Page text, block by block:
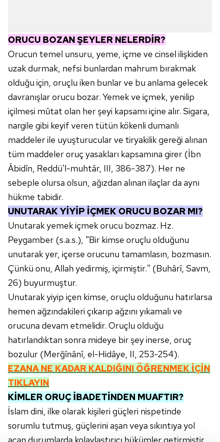
ORUCU BOZAN ŞEYLER NELERDİR?
Orucun temel unsuru, yeme, içme ve cinsel ilişkiden
uzak durmak, nefsi bunlardan mahrum bırakmak
olduğu için, oruçlu iken bunlar ve bu anlama gelecek
davranışlar orucu bozar. Yemek ve içmek, yenilip
içilmesi mûtat olan her şeyi kapsamı içine alır. Sigara,
nargile gibi keyif veren tütün kökenli dumanlı
maddeler ile uyuşturucular ve tiryakilik gereği alınan
tüm maddeler oruç yasakları kapsamına girer (İbn
Âbidîn, Reddü'l-muhtâr, III, 386-387). Her ne
sebeple olursa olsun, ağızdan alınan ilaçlar da aynı
hükme tabidir.
UNUTARAK YİYİP İÇMEK ORUCU BOZAR MI?
Unutarak yemek içmek orucu bozmaz. Hz.
Peygamber (s.a.s.), "Bir kimse oruçlu olduğunu
unutarak yer, içerse orucunu tamamlasın, bozmasın.
Çünkü onu, Allah yedirmiş, içirmiştir." (Buhârî, Savm,
26) buyurmuştur.
Unutarak yiyip içen kimse, oruçlu olduğunu hatırlarsa
hemen ağzındakileri çıkarıp ağzını yıkamalı ve
orucuna devam etmelidir. Oruçlu olduğu
hatırlandıktan sonra mideye bir şey inerse, oruç
bozulur (Merğînânî, el-Hidâye, II, 253-254).
EZANA NE KADAR KALDIĞINI ÖĞRENMEK İÇİN
TIKLAYIN
KİMLER ORUÇ İBADETİNDEN MUAFTIR?
İslam dini, ilke olarak kişileri güçleri nispetinde
sorumlu tutmuş, güçlerini aşan veya sıkıntıya yol